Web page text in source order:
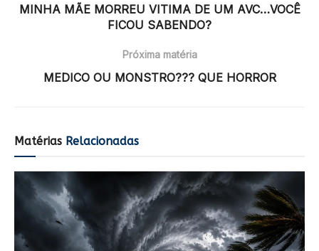
MINHA MÃE MORREU VITIMA DE UM AVC…VOCÊ
FICOU SABENDO?
Próxima matéria
MEDICO OU MONSTRO??? QUE HORROR
Matérias Relacionadas